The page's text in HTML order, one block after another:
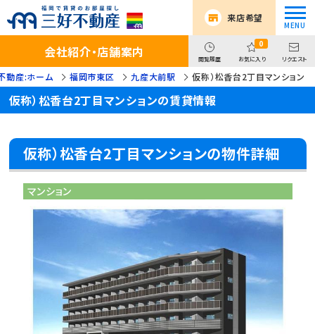
来店希望
会社紹介・店舗案内 閲覧履歴
0
お気に入り リクエスト
動産:ホーム 福岡市東区 九産大前駅 仮称）松香台2丁目マンション
仮称）松香台2丁目マンションの賃貸情報
仮称）松香台2丁目マンションの物件詳細
マンション